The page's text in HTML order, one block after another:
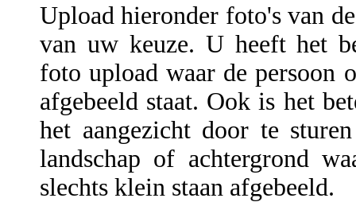
Upload hieronder foto's van
van uw keuze. U heeft het
foto upload waar de persoon
afgebeeld staat. Ook is het
het aangezicht door te
landschap of achtergrond
slechts klein staan afgebeeld.